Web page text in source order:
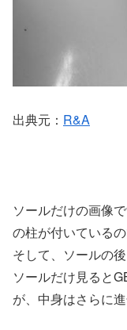
出典元： R&A
ソールだけの画像
の柱が付いている
そして、ソールの
ソールだけ見ると
が、中身はさらに